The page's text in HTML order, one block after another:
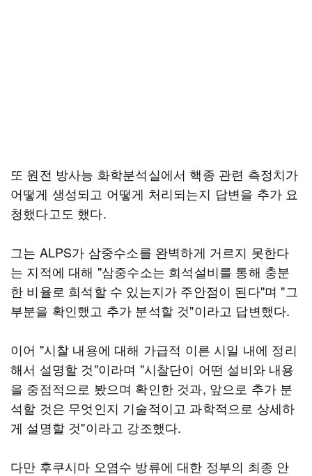
또 원전 방사능 화학분석실에서 핵종 관련 측정치가
어떻게 생성되고 어떻게 처리되는지 답변을 추가 요
청했다고도 했다.
그는 ALPS가 삼중수소를 완벽하게 거르지 못한다
는 지적에 대해 "삼중수소는 희석설비를 통해 충분
한 비율로 희석할 수 있는지가 주안점이 된다"며 "그
부분을 확인했고 추가 분석할 것"이라고 답변했다.
이어 "시찰 내용에 대해 가급적 이른 시일 내에 정리
해서 설명할 것"이라며 "시찰단이 어떤 설비와 내용
을 중점적으로 봤으며 확인한 것과, 앞으로 추가 분
석할 것은 무엇인지 기술적이고 과학적으로 상세하
게 설명할 것"이라고 강조했다.
다만 후쿠시마 오염수 방류에 대한 정부의 최종 안